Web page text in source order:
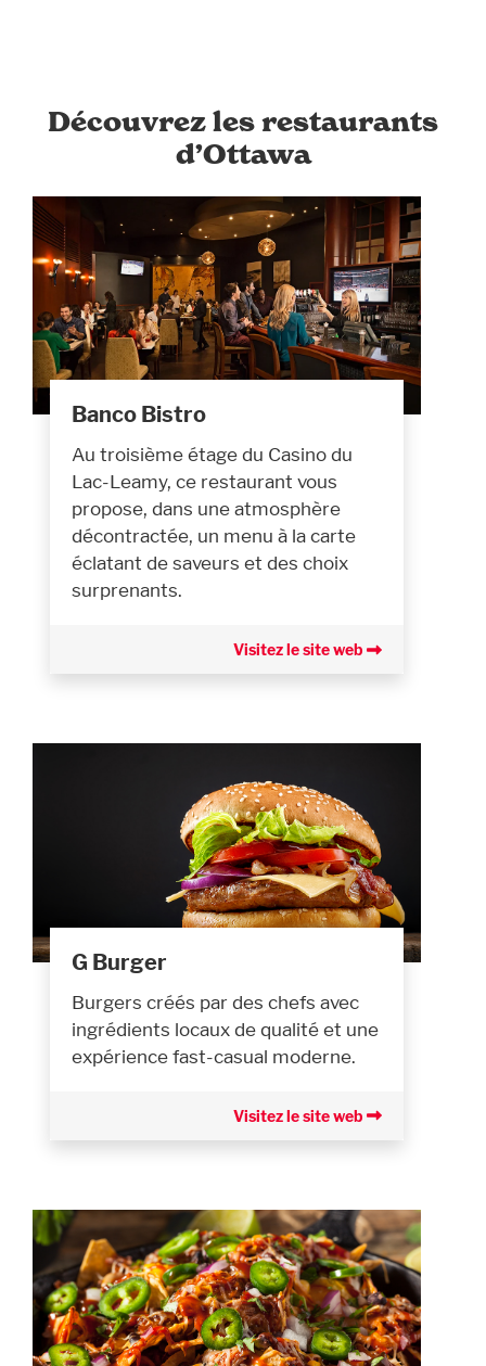
Découvrez les restaurants
d’Ottawa
Banco Bistro
Au troisième étage du Casino du
Lac-Leamy, ce restaurant vous
propose, dans une atmosphère
décontractée, un menu à la carte
éclatant de saveurs et des choix
surprenants.
Visitez le site web
G Burger
Burgers créés par des chefs avec
ingrédients locaux de qualité et une
expérience fast-casual moderne.
Visitez le site web